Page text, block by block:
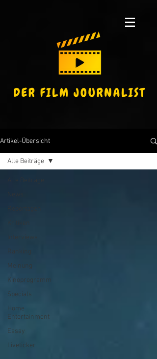
Artikel-Übersicht
Interviews
Ranking
Meinung
Kinoprogramm
Specials
Home
Entertainment
Essay
Liveticker
Alle Beiträge